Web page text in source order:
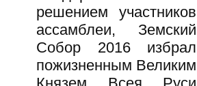
решением участников
ассамблеи, Земский
Собор 2016 избрал
пожизненным Великим